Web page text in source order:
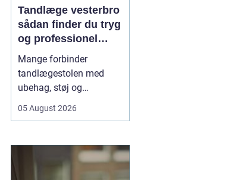
Tandlæge vesterbro
sådan finder du tryg
og professionel
tandpleje
Mange forbinder
tandlægestolen med
ubehag, støj og
regelmæssige besøg
sundhed og livskvalitet.
du søger tandlæge
, handler det
05 August 2026